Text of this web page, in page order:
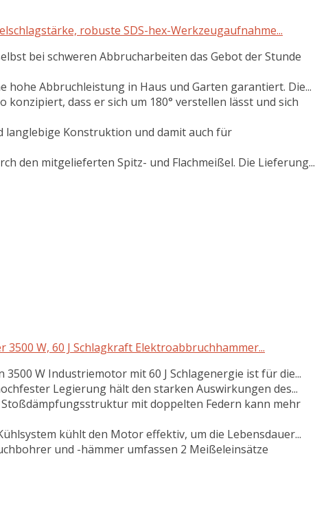
robuste SDS-hex-Werkzeugaufnahme...
bei schweren Abbrucharbeiten das Gebot der Stunde
hohe Abbruchleistung in Haus und Garten garantiert. Die...
dass er sich um 180° verstellen lässt und sich
langlebige Konstruktion und damit auch für
den mitgelieferten Spitz- und Flachmeißel. Die Lieferung...
W, 60 J Schlagkraft Elektroabbruchhammer...
W Industriemotor mit 60 J Schlagenergie ist für die...
Legierung hält den starken Auswirkungen des...
mit doppelten Federn kann mehr
kühlt den Motor effektiv, um die Lebensdauer...
und -hämmer umfassen 2 Meißeleinsätze